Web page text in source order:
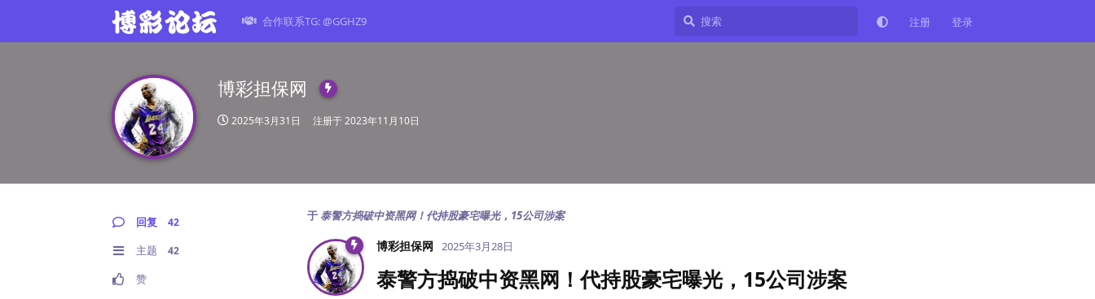
合作联系TG: @GGHZ9 注册 登录
博彩担保网
2025年3月31日 注册于2023年11月10日
回复 42
主题 42
赞
于泰警方捣破中资黑网！代持股豪宅曝光，15公司涉案
博彩担保网 2025年3月28日
泰警方捣破中资黑网！代持股豪宅曝光，15公司涉案